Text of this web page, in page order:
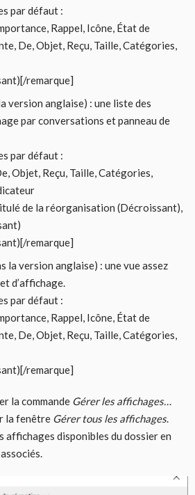
par défaut :
Rappel, Icône, État de
De, Objet, Reçu, Taille, Catégories,
remarque]
version anglaise) : une liste des
par conversations et panneau de
par défaut :
Objet, Reçu, Taille, Catégories,
de la réorganisation (Décroissant),
remarque]
la version anglaise) : une vue assez
d’affichage.
par défaut :
Rappel, Icône, État de
De, Objet, Reçu, Taille, Catégories,
remarque]
la commande Gérer les affichages…
la fenêtre Gérer tous les affichages.
affichages disponibles du dossier en